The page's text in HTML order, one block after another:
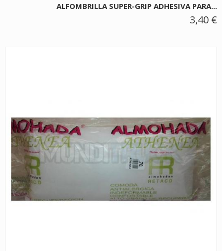
ALFOMBRILLA SUPER-GRIP ADHESIVA PARA...
3,40 €